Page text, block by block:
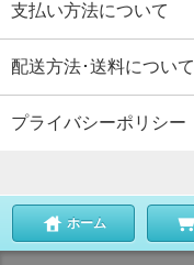
支払い方法について
配送方法･送料について
プライバシーポリシー
ホーム